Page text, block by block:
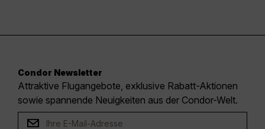
Condor Newsletter
Attraktive Flugangebote, exklusive Rabatt-Aktionen
sowie spannende Neuigkeiten aus der Condor-Welt.